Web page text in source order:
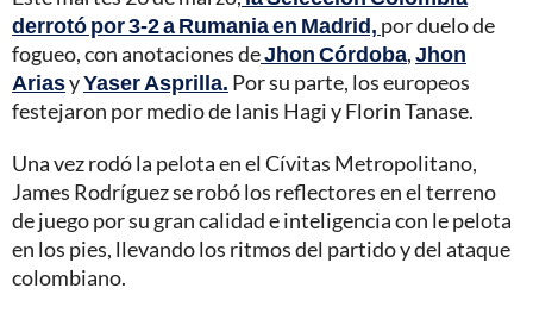
derrotó por 3-2 a Rumania en Madrid, por duelo de
fogueo, con anotaciones deJhon Córdoba,Jhon
AriasyYaser Asprilla. Por su parte, los europeos
festejaron por medio de Ianis Hagi y Florin Tanase.
Una vez rodó la pelota en el Cívitas Metropolitano,
James Rodríguez se robó los reflectores en el terreno
de juego por su gran calidad e inteligencia con le pelota
en los pies, llevando los ritmos del partido y del ataque
colombiano.